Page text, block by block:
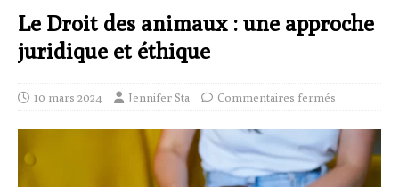
Le Droit des animaux : une approche
juridique et éthique
10 mars 2024 Jennifer Sta Commentaires fermés